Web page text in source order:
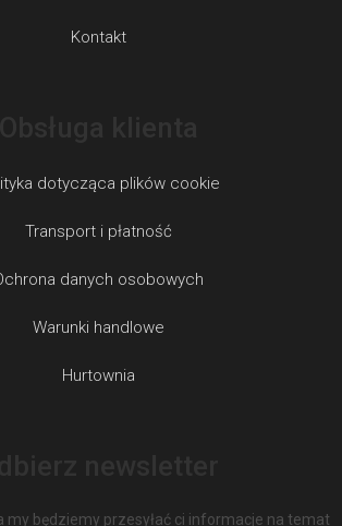
Kontakt
dotycząca plików cookie
Transport i płatność
danych osobowych
Warunki handlowe
Hurtownia
my będziemy przesyłać ci informacje na temat